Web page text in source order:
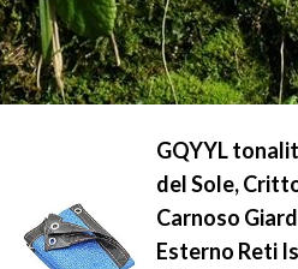
GQYYL
del Sole,
Carnoso
Esterno Reti